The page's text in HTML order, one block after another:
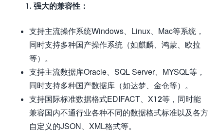
1. 强大的兼容性：
支持主流操作系统Windows、Linux、Mac等系统，
同时支持多种国产操作系统（如麒麟、鸿蒙、欧拉
等）。
支持主流数据库Oracle、SQL Server、MYSQL等，
同时支持多种国产数据库（如达梦、金仓等）。
支持国际标准数据格式EDIFACT、X12等，同时能
兼容国内不通行业各种不同的数据格式标准以及各方
自定义的JSON、XML格式等。